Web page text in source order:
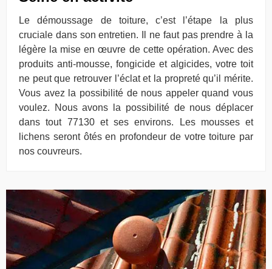
Le démoussage de toiture, c’est l’étape la plus
cruciale dans son entretien. Il ne faut pas prendre à la
légère la mise en œuvre de cette opération. Avec des
produits anti-mousse, fongicide et algicides, votre toit
ne peut que retrouver l’éclat et la propreté qu’il mérite.
Vous avez la possibilité de nous appeler quand vous
voulez. Nous avons la possibilité de nous déplacer
dans tout 77130 et ses environs. Les mousses et
lichens seront ôtés en profondeur de votre toiture par
nos couvreurs.